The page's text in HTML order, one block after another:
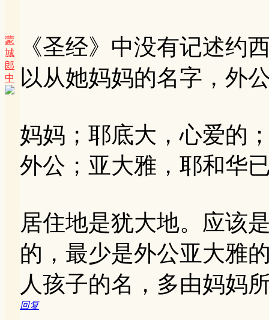
蒙
城
郎
中
《圣经》中没有记述约
以从她妈妈的名字，外
妈妈；耶底大，心爱的
外公；亚大雅，耶和华
居住地是犹大地。应该
的，最少是外公亚大雅
人孩子的名，多由妈妈
回复